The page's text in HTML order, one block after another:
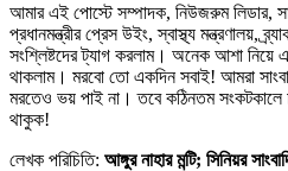
আমার এই পোস্টে সম্পাদক, নিউজরুম লিডার,
প্রধানমন্ত্রীর প্রেস উইং, স্বাস্থ্য মন্ত্রণালয়,
সংশ্লিষ্টদের ট্যাগ করলাম। অনেক আশা নিয়ে
থাকলাম। মরবো তো একদিন সবাই! আমরা
মরতেও ভয় পাই না। তবে কঠিনতম সংকটকালে
থাকুক!
লেখক পরিচিতি: আঙ্গুর নাহার মন্টি; সিনিয়র